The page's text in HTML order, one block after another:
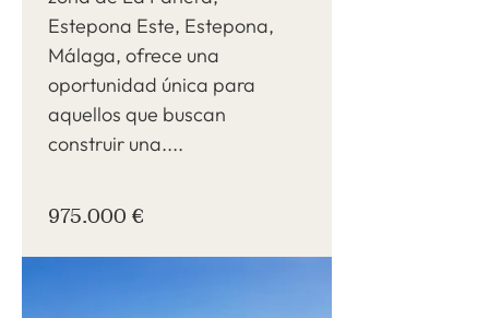
Estepona Este, Estepona,
Málaga, ofrece una
oportunidad única para
aquellos que buscan
construir una....
975.000 €